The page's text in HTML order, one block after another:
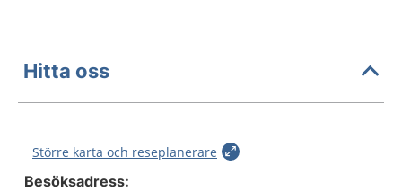
Hitta oss
Större karta och reseplanerare
Besöksadress: